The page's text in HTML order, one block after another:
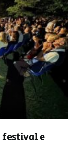
festival e